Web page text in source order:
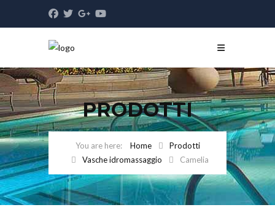
PRODOTTI
Home
Prodotti
Vasche idromassaggio
Camelia